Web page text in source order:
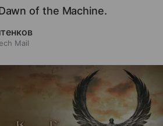
of the Machine.
Mail